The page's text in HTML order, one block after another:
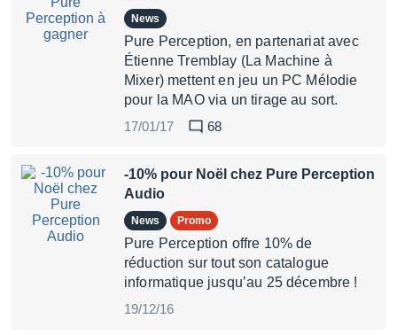
News
Pure Perception, en partenariat avec
Étienne Tremblay (La Machine à
Mixer) mettent en jeu un PC Mélodie
pour la MAO via un tirage au sort.
17/01/17
68
-10% pour Noël chez Pure Perception
Audio
News Promo
Pure Perception offre 10% de
réduction sur tout son catalogue
informatique jusqu’au 25 décembre !
19/12/16